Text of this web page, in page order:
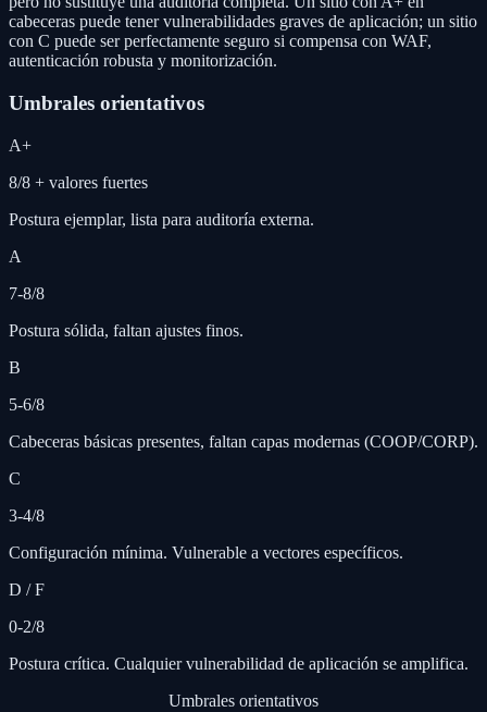
cabeceras puede tener vulnerabilidades graves de aplicación; un sitio
con C puede ser perfectamente seguro si compensa con WAF,
autenticación robusta y monitorización.
Umbrales orientativos
A+
8/8 + valores fuertes
Postura ejemplar, lista para auditoría externa.
A
7-8/8
Postura sólida, faltan ajustes finos.
B
5-6/8
Cabeceras básicas presentes, faltan capas modernas (COOP/CORP).
C
3-4/8
Configuración mínima. Vulnerable a vectores específicos.
D / F
0-2/8
Postura crítica. Cualquier vulnerabilidad de aplicación se amplifica.
Umbrales orientativos